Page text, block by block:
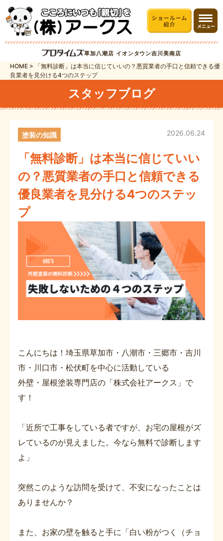
草加八潮店 イオンタウン吉川美南店
HOME >
「無料診断」は本当に信じていいの？悪質業者の手口と信頼できる優
良業者を見分ける4つのステップ
スタッフブログ
「無料診断」は本当に信じていい
の？悪質業者の手口と信頼できる
優良業者を見分ける4つのステッ
プ
2026.06.24
塗装の知識
こんにちは！埼玉県草加市・八潮市・三郷市・吉川
市・川口市・松伏町を中心に活動している
外壁・屋根塗装専門店の「株式会社アークス」で
す！
「近所で工事をしている者ですが、お宅の屋根がズ
レているのが見えました。今なら無料で診断します
よ」
突然このような訪問を受けて、不安になったことは
ありませんか？
また、お家の壁を触ると手に「白い粉がつく（チョ